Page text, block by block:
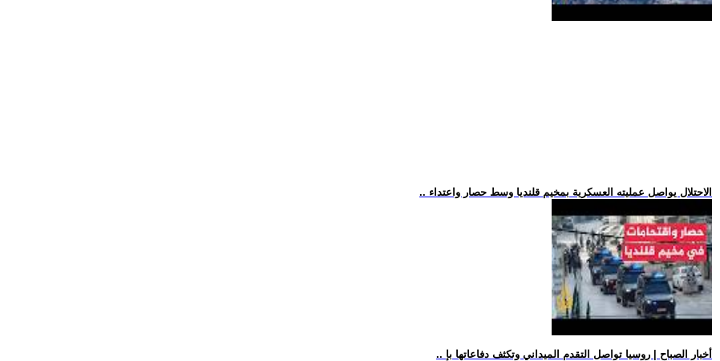
.. الاحتلال يواصل عمليته العسكرية بمخيم قلنديا وسط حصار واعتداء
.. أخبار الصباح | روسيا تواصل التقدم الميداني وتكثف دفاعاتها بإ